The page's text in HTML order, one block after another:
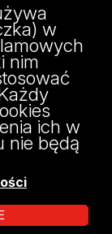
w
nim
ich w
nie będą